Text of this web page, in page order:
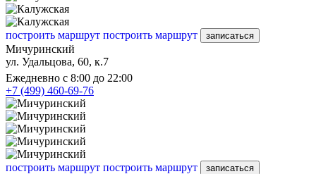
построить маршрут построить маршрут записаться
Мичуринский
ул. Удальцова, 60, к.7
Ежедневно с 8:00 до 22:00
+7 (499) 460-69-76
построить маршрут построить маршрут записаться